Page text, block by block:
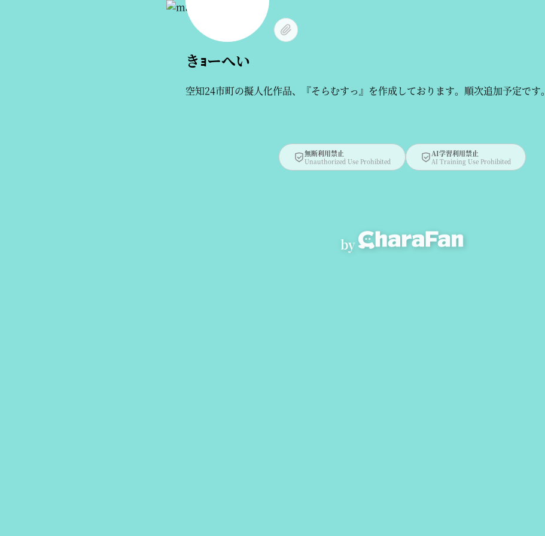
きｮーへい
空知24市町の擬人化作品、『そらむすっ』を作成しております。順次追加予定です。
無断利用禁止
Unauthorized Use Prohibited
AI学習利用禁止
AI Training Use Prohibited
by